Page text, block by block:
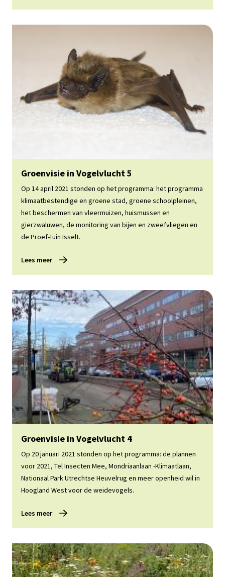
Lees meer
Groenvisie in Vogelvlucht 5
Op 14 april 2021 stonden op het programma: het programma
klimaatbestendige en groene stad, groene schoolpleinen,
het beschermen van vleermuizen, huismussen en
gierzwaluwen, de monitoring van bijen en zweefvliegen en
de Proef-Tuin Isselt.
Lees meer
Lees meer
Groenvisie in Vogelvlucht 4
Op 20 januari 2021 stonden op het programma: de plannen
voor 2021, Tel Insecten Mee, Mondriaanlaan -Klimaatlaan,
Nationaal Park Utrechtse Heuvelrug en meer openheid wil in
Hoogland West voor de weidevogels.
Lees meer